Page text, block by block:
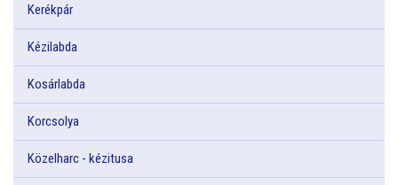
Kerékpár
Kézilabda
Kosárlabda
Korcsolya
Közelharc - kézitusa